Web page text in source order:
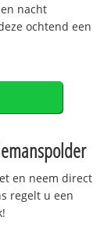
nacht
ochtend een
en neem direct
regelt u een